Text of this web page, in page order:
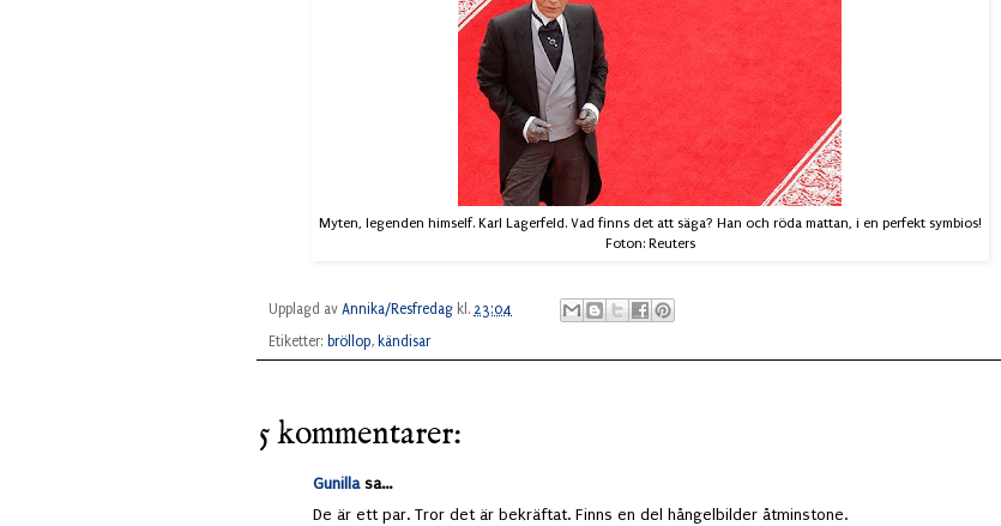
Myten, legenden himself. Karl Lagerfeld. Vad finns det att säga? Han och röda mattan, i en perfekt symbios!
Foton: Reuters
Upplagd av Annika/Resfredag kl. 23:04
Etiketter: bröllop, kändisar
5 kommentarer:
Gunillasa...
De är ett par. Tror det är bekräftat. Finns en del hångelbilder åtminstone.